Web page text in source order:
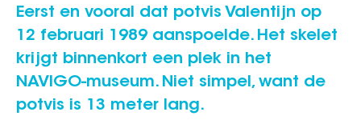
Eerst en vooral dat potvis Valentijn op
12 februari 1989 aanspoelde. Het skelet
krijgt binnenkort een plek in het
NAVIGO-museum. Niet simpel, want de
potvis is 13 meter lang.